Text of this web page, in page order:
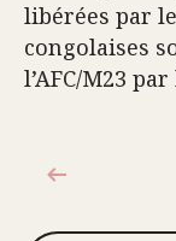
libérées par
congolaises
l’AFC/M23 par